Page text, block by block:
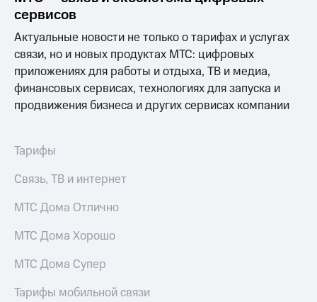
номер
Заменить
SIM-
карту
Перейти
на
Для дома
и подключите
с выгодным
Интернет,
для дома
для дома
Услуги
Личный
кабинет
интернета
спутникового
ТВ
Скачать
приложение
МТС
Видеонаблюдение
сервисов
Актуальные новости не только о тарифах и услугах
связи, но и новых продуктах МТС: цифровых
приложениях для работы и отдыха, ТВ и медиа,
финансовых сервисах, технологиях для запуска и
продвижения бизнеса и других сервисах компании
Тарифы
Связь, ТВ и интернет
МТС Дома Отлично
МТС Дома Хорошо
МТС Дома Супер
Тарифы мобильной связи